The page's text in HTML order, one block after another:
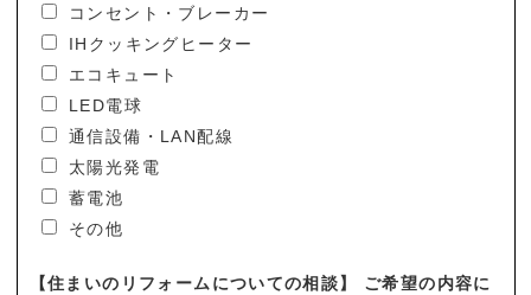
コンセント・ブレーカー
IHクッキングヒーター
エコキュート
LED電球
通信設備・LAN配線
太陽光発電
蓄電池
その他
【住まいのリフォームについての相談】 ご希望の内容に